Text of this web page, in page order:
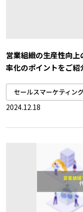
営業組織の生産性向
率化のポイントをご紹
セールスマーケティン
2024.12.18